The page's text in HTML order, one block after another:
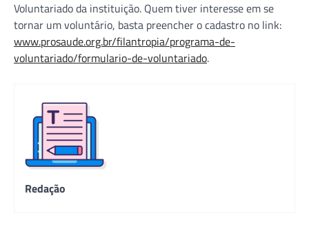
Voluntariado da instituição. Quem tiver interesse em se
tornar um voluntário, basta preencher o cadastro no link:
www.prosaude.org.br/filantropia/programa-de-
voluntariado/formulario-de-voluntariado.
Redação